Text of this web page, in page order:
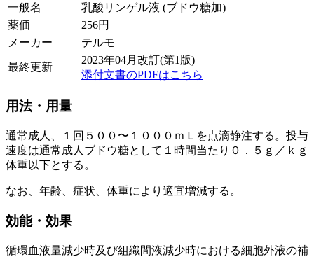
一般名
乳酸リンゲル液 (ブドウ糖加)
薬価
256円
メーカー
テルモ
最終更新
2023年04月改訂(第1版)
添付文書のPDFはこちら
用法・用量
通常成人、１回５００〜１０００ｍＬを点滴静注する。投与
速度は通常成人ブドウ糖として１時間当たり０．５ｇ／ｋｇ
体重以下とする。
なお、年齢、症状、体重により適宜増減する。
効能・効果
循環血液量減少時及び組織間液減少時における細胞外液の補